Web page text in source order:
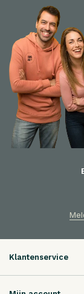
Klantenservice